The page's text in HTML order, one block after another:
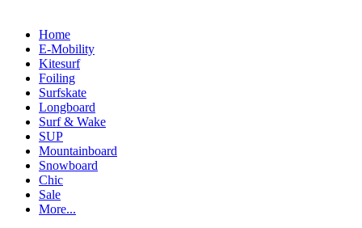
Home
E-Mobility
Kitesurf
Foiling
Surfskate
Longboard
Surf & Wake
SUP
Mountainboard
Snowboard
Chic
Sale
More...